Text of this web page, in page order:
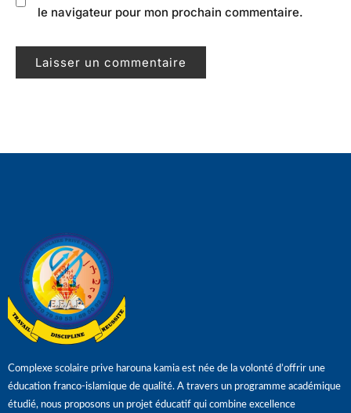
le navigateur pour mon prochain commentaire.
Complexe scolaire prive harouna kamia est née de la volonté d’offrir une
éducation franco-islamique de qualité. A travers un programme académique
étudié, nous proposons un projet éducatif qui combine excellence